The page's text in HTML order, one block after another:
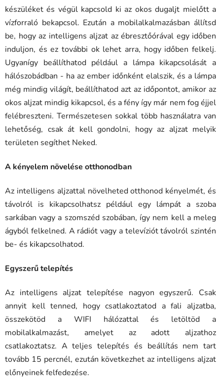
készüléket és végül kapcsold ki az okos dugaljt mielőtt a
vízforraló bekapcsol. Ezután a mobilalkalmazásban állítsd
be, hogy az intelligens aljzat az ébresztőórával egy időben
induljon, és ez további ok lehet arra, hogy időben felkelj.
Ugyanígy beállíthatod például a lámpa kikapcsolását a
hálószobádban - ha az ember időnként elalszik, és a lámpa
még mindig világít, beállíthatod azt az időpontot, amikor az
okos aljzat mindig kikapcsol, és a fény így már nem fog éjjel
felébreszteni. Természetesen sokkal több használatra van
lehetőség, csak át kell gondolni, hogy az aljzat melyik
területen segíthet Neked.
A kényelem növelése otthonodban
Az intelligens aljzattal növelheted otthonod kényelmét, és
távolról is kikapcsolhatsz például egy lámpát a szoba
sarkában vagy a szomszéd szobában, így nem kell a meleg
ágyból felkelned. A rádiót vagy a televíziót távolról szintén
be- és kikapcsolhatod.
Egyszerű telepítés
Az intelligens aljzat telepítése nagyon egyszerű. Csak
annyit kell tenned, hogy csatlakoztatod a fali aljzatba,
összekötöd a WIFI hálózattal és letöltöd a
mobilalkalmazást, amelyet az adott aljzathoz
csatlakoztatsz. A teljes telepítés és beállítás nem tart
tovább 15 percnél, ezután következhet az intelligens aljzat
előnyeinek felfedezése.